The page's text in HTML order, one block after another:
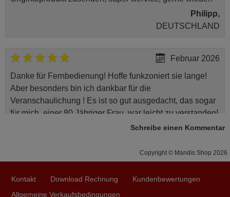
Philipp,
DEUTSCHLAND
Februar 2026
Danke für Fernbedienung! Hoffe funkzoniert sie lange!
Aber besonders bin ich dankbar für die
Veranschaulichung ! Es ist so gut ausgedacht, das sogar
für mich, einer 80 Jähriger Frau, war leicht zu verstanden!
Larysa,
alles genau so wie beschrieben ,und schnelle lieferung
Schreibe einen Kommentar
Copyright © Mandis Shop 2026
Kontakt Download Rechnung
Kundenbewertungen
Allgemeine Verkaufsbedingungen